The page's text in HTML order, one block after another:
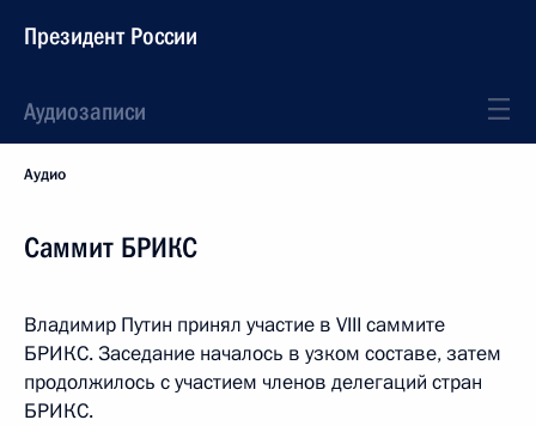
Президент России
Аудиозаписи
Аудио
Саммит БРИКС
Владимир Путин принял участие в VIII саммите
БРИКС. Заседание началось в узком составе, затем
продолжилось с участием членов делегаций стран
БРИКС.